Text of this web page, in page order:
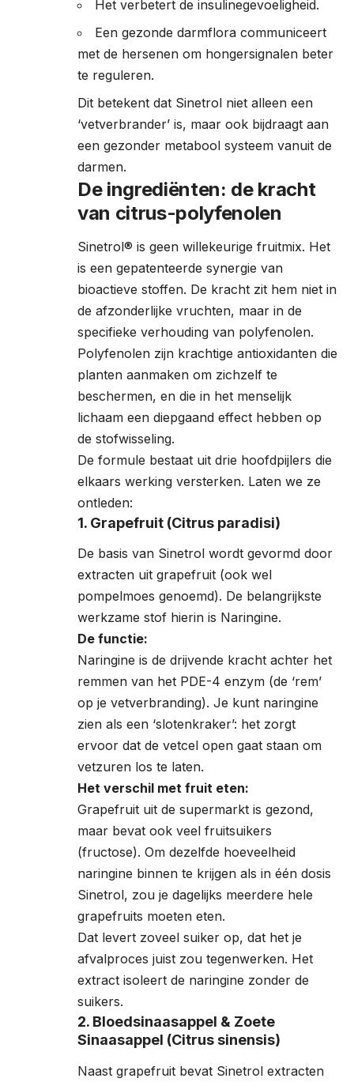
Het verbetert de insulinegevoeligheid.
Een gezonde darmflora communiceert
met de hersenen om hongersignalen beter
te reguleren.
Dit betekent dat Sinetrol niet alleen een
‘vetverbrander’ is, maar ook bijdraagt aan
een gezonder metabool systeem vanuit de
darmen.
De ingrediënten: de kracht
van citrus-polyfenolen
Sinetrol® is geen willekeurige fruitmix. Het
is een gepatenteerde synergie van
bioactieve stoffen. De kracht zit hem niet in
de afzonderlijke vruchten, maar in de
specifieke verhouding van polyfenolen.
Polyfenolen zijn krachtige antioxidanten die
planten aanmaken om zichzelf te
beschermen, en die in het menselijk
lichaam een diepgaand effect hebben op
de stofwisseling.
De formule bestaat uit drie hoofdpijlers die
elkaars werking versterken. Laten we ze
ontleden:
1. Grapefruit (Citrus paradisi)
De basis van Sinetrol wordt gevormd door
extracten uit grapefruit (ook wel
pompelmoes genoemd). De belangrijkste
werkzame stof hierin is Naringine.
De functie:
Naringine is de drijvende kracht achter het
remmen van het PDE-4 enzym (de ‘rem’
op je vetverbranding). Je kunt naringine
zien als een ‘slotenkraker’: het zorgt
ervoor dat de vetcel open gaat staan om
vetzuren los te laten.
Het verschil met fruit eten:
Grapefruit uit de supermarkt is gezond,
maar bevat ook veel fruitsuikers
(fructose). Om dezelfde hoeveelheid
naringine binnen te krijgen als in één dosis
Sinetrol, zou je dagelijks meerdere hele
grapefruits moeten eten.
Dat levert zoveel suiker op, dat het je
afvalproces juist zou tegenwerken. Het
extract isoleert de naringine zonder de
suikers.
2. Bloedsinaasappel & Zoete
Sinaasappel (Citrus sinensis)
Naast grapefruit bevat Sinetrol extracten